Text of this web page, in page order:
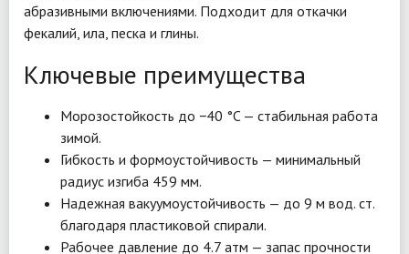
абразивными включениями. Подходит для откачки
фекалий, ила, песка и глины.
Ключевые преимущества
Морозостойкость до −40 °C — стабильная работа
зимой.
Гибкость и формоустойчивость — минимальный
радиус изгиба 459 мм.
Надежная вакуумоустойчивость — до 9 м вод. ст.
благодаря пластиковой спирали.
Рабочее давление до 4.7 атм — запас прочности